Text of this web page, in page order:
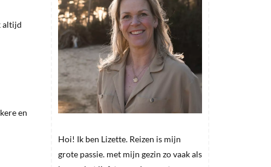
altijd
en
Hoi! Ik ben Lizette. Reizen is mijn
grote passie. met mijn gezin zo vaak als